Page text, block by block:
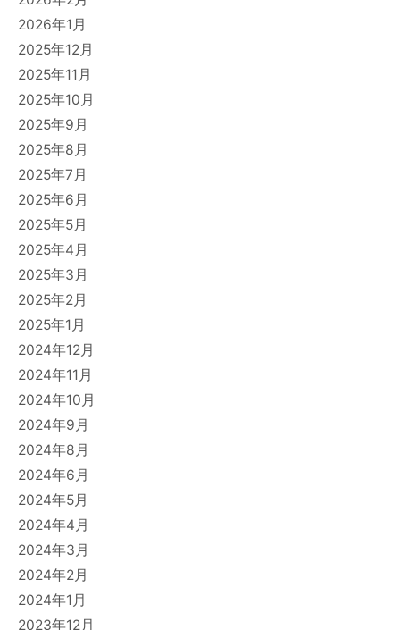
2026年1月
2025年12月
2025年11月
2025年10月
2025年9月
2025年8月
2025年7月
2025年6月
2025年5月
2025年4月
2025年3月
2025年2月
2025年1月
2024年12月
2024年11月
2024年10月
2024年9月
2024年8月
2024年6月
2024年5月
2024年4月
2024年3月
2024年2月
2024年1月
2023年12月